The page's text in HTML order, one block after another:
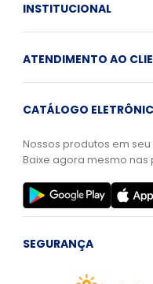
INSTITUCIONAL
ATENDIMENTO AO
CATÁLOGO
Nossos produtos em
Baixe agora mesmo nas
SEGURANÇA